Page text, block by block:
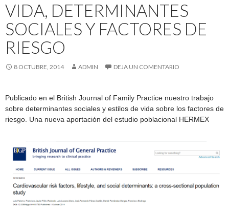
VIDA, DETERMINANTES
SOCIALES Y FACTORES DE
RIESGO
8 OCTUBRE, 2014 ADMIN DEJA UN COMENTARIO
Publicado en el British Journal of Family Practice nuestro trabajo
sobre determinantes sociales y estilos de vida sobre los factores de
riesgo. Una nueva aportación del estudio poblacional HERMEX